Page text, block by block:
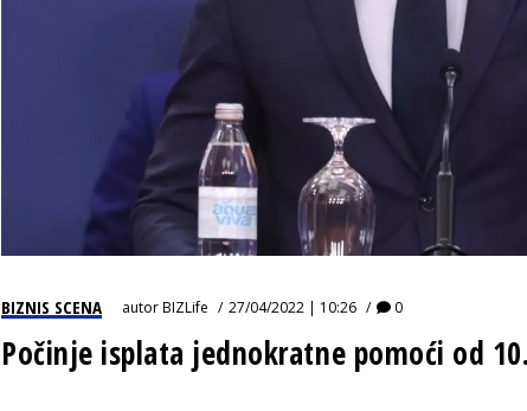
BIZNIS SCENA autorBIZLife 27/04/2022 | 10:26 0
Počinje isplata jednokratne pomoći od